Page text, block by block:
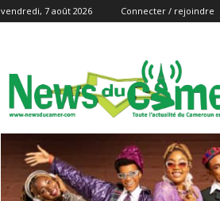
vendredi, 7 août 2026 Connecter / rejoindre